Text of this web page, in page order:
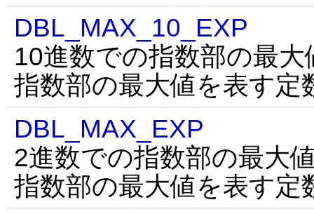
DBL_MAX_10_EXP
10進数での指数部の最大
指数部の最大値を表す定
DBL_MAX_EXP
2進数での指数部の最大
指数部の最大値を表す定